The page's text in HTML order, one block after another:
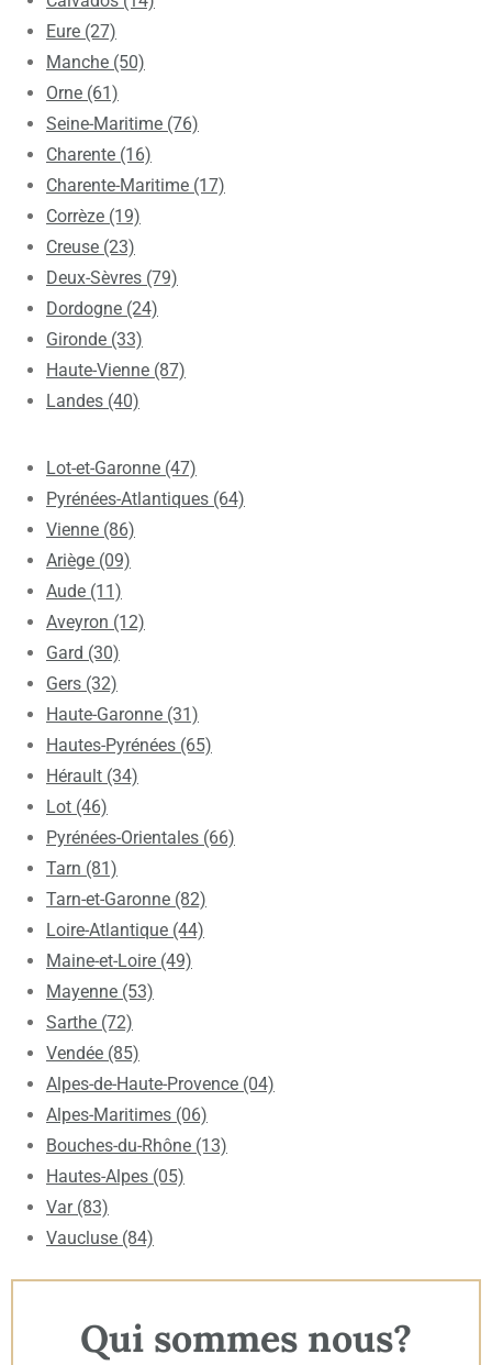
Eure (27)
Manche (50)
Orne (61)
Seine-Maritime (76)
Charente (16)
Charente-Maritime (17)
Corrèze (19)
Creuse (23)
Deux-Sèvres (79)
Dordogne (24)
Gironde (33)
Haute-Vienne (87)
Landes (40)
Lot-et-Garonne (47)
Pyrénées-Atlantiques (64)
Vienne (86)
Ariège (09)
Aude (11)
Aveyron (12)
Gard (30)
Gers (32)
Haute-Garonne (31)
Hautes-Pyrénées (65)
Hérault (34)
Lot (46)
Pyrénées-Orientales (66)
Tarn (81)
Tarn-et-Garonne (82)
Loire-Atlantique (44)
Maine-et-Loire (49)
Mayenne (53)
Sarthe (72)
Vendée (85)
Alpes-de-Haute-Provence (04)
Alpes-Maritimes (06)
Bouches-du-Rhône (13)
Hautes-Alpes (05)
Var (83)
Vaucluse (84)
Qui sommes nous?